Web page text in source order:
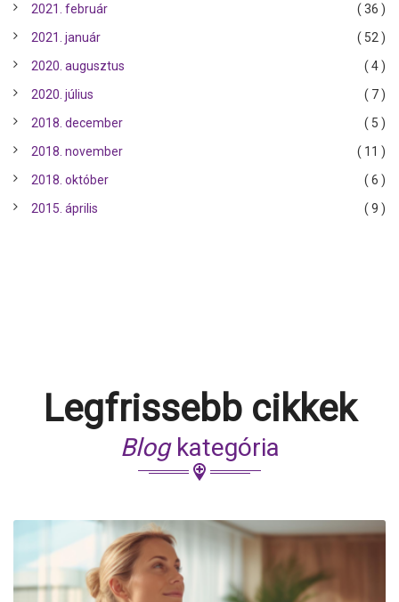
2021. február
( 36 )
2021. január
( 52 )
2020. augusztus
( 4 )
2020. július
( 7 )
2018. december
( 5 )
2018. november
( 11 )
2018. október
( 6 )
2015. április
( 9 )
Legfrissebb cikkek
Blogkategória